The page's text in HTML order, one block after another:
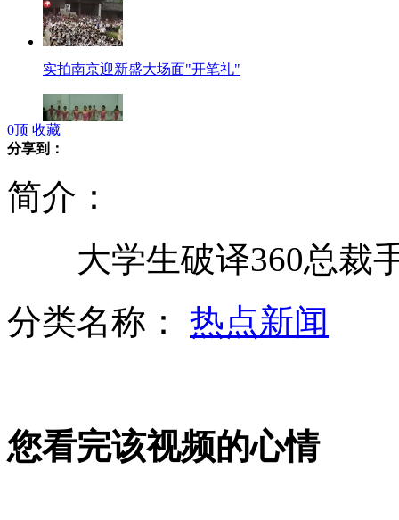
实拍南京迎新盛大场面"开笔礼"
无脚神童球技高超 巴萨邀其试训
美一女子两辆高速行驶卡车间走钢索
0顶 收藏
分享到：
简介：
大学生破译360总裁
分类名称： 热点新闻
您看完该视频的心情